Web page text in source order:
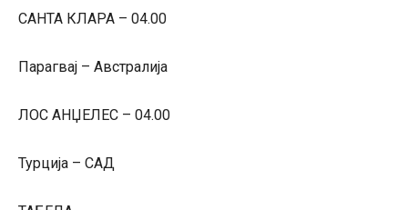
САНТА КЛАРА – 04.00
Парагвај – Австралија
ЛОС АНЏЕЛЕС – 04.00
Турција – САД